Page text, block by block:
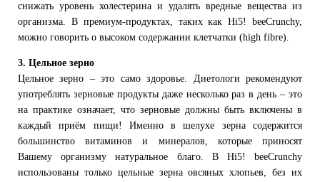
снижать уровень холестерина и удалять вредные вещества из
организма. В премиум-продуктах, таких как Hi5! beeCrunchy,
можно говорить о высоком содержании клетчатки (high fibre).
3. Цельное зерно
Цельное зерно – это само здоровье. Диетологи рекомендуют
употреблять зерновые продукты даже несколько раз в день – это
на практике означает, что зерновые должны быть включены в
каждый приём пищи! Именно в шелухе зерна содержится
большинство витаминов и минералов, которые приносят
Вашему организму натуральное благо. В Hi5! beeCrunchy
использованы только цельные зерна овсяных хлопьев, без их